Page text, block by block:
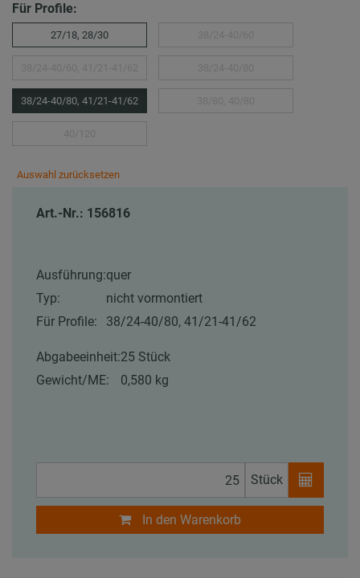
Für Profile:
27/18, 28/30
38/24-40/80, 41/21-41/62
Auswahl zurücksetzen
Art.-Nr.: 156816
Ausführung:quer
Typ:
nicht vormontiert
Für Profile:
38/24-40/80, 41/21-41/62
Abgabeeinheit:25 Stück
Gewicht/ME:
0,580 kg
Stück
In den Warenkorb